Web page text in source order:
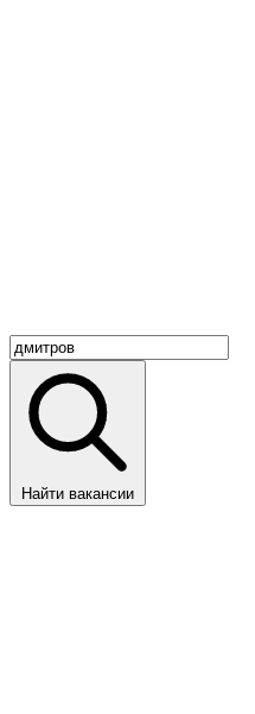
Найти вакансии